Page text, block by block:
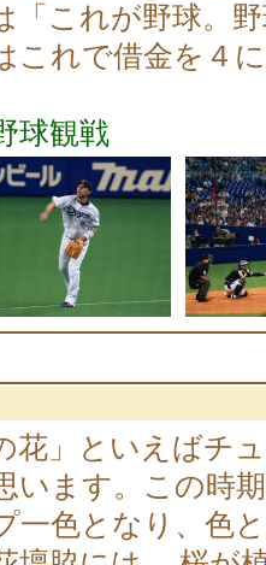
「これが野球。
これで借金を４
球観戦
花」といえばチ
います。この時
一色となり、色